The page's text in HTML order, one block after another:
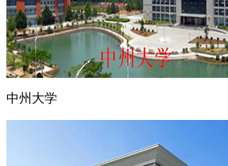
中州大学